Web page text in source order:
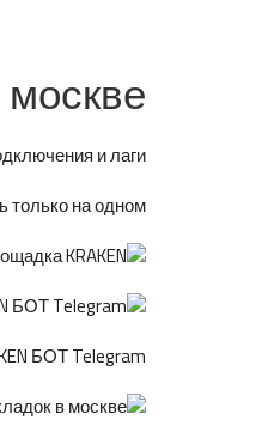
и лаги.
только на одном.
БОТ Telegram